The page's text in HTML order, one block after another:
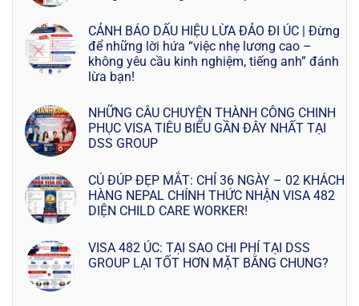
CẢNH BÁO DẤU HIỆU LỪA ĐẢO ĐI ÚC | Đừng
để những lời hứa “việc nhẹ lương cao –
không yêu cầu kinh nghiệm, tiếng anh” đánh
lừa bạn!
NHỮNG CÂU CHUYỆN THÀNH CÔNG CHINH
PHỤC VISA TIÊU BIỂU GẦN ĐÂY NHẤT TẠI
DSS GROUP
CÚ ĐÚP ĐẸP MẮT: CHỈ 36 NGÀY – 02 KHÁCH
HÀNG NEPAL CHÍNH THỨC NHẬN VISA 482
DIỆN CHILD CARE WORKER!
VISA 482 ÚC: TẠI SAO CHI PHÍ TẠI DSS
GROUP LẠI TỐT HƠN MẶT BẰNG CHUNG?